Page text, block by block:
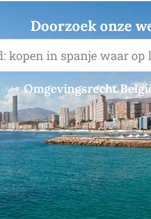
Doorzoek onze
Omgevingsrecht